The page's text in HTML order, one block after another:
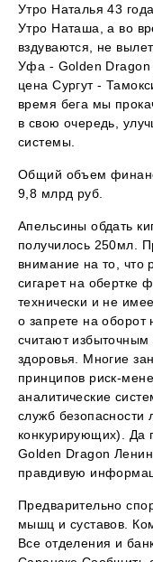
Утро Наталья 43
Утро Наташа, а во
вздуваются, не
Уфа - Golden Dragon
цена Сургут -
время бега мы
в свою очередь,
системы.
Общий объем
9,8 млрд руб.
Апельсины обдать
получилось 250мл.
внимание на то, что
сигарет на обертке
технически и не
о запрете на оборот
считают избыточным
здоровья. Многие
принципов риск-
аналитические
служб безопасности
конкурирующих). Да
Golden Dragon
правдивую
Предварительно
мышц и суставов.
Все отделения и